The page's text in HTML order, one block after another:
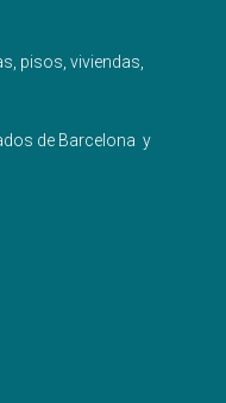
pisos, viviendas,
de Barcelona y